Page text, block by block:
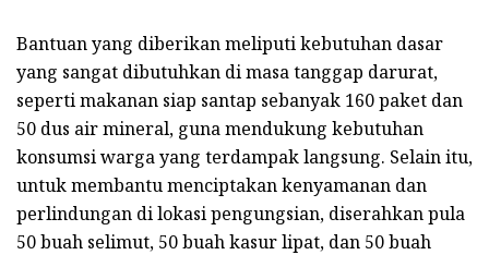
Bantuan yang diberikan meliputi kebutuhan dasar
yang sangat dibutuhkan di masa tanggap darurat,
seperti makanan siap santap sebanyak 160 paket dan
50 dus air mineral, guna mendukung kebutuhan
konsumsi warga yang terdampak langsung. Selain itu,
untuk membantu menciptakan kenyamanan dan
perlindungan di lokasi pengungsian, diserahkan pula
50 buah selimut, 50 buah kasur lipat, dan 50 buah